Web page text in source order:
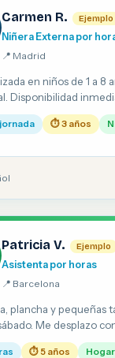
Carmen R. Ejemplo
Niñera Externa por
📍 Madrid
en niños de 1 a 8
Disponibilidad
⏱ 3 años
Patricia V. Ejemplo
Asistenta por horas
📍 Barcelona
plancha y pequeñas
Me desplazo
⏱ 5 años Hogar